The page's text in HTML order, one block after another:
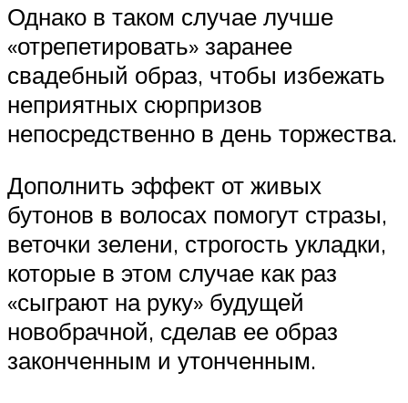
Однако в таком случае лучше
«отрепетировать» заранее
свадебный образ, чтобы избежать
неприятных сюрпризов
непосредственно в день торжества.
Дополнить эффект от живых
бутонов в волосах помогут стразы,
веточки зелени, строгость укладки,
которые в этом случае как раз
«сыграют на руку» будущей
новобрачной, сделав ее образ
законченным и утонченным.